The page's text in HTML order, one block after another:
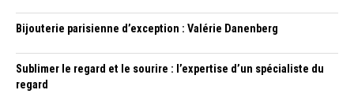
Bijouterie parisienne d’exception : Valérie Danenberg
Sublimer le regard et le sourire : l’expertise d’un spécialiste du
regard